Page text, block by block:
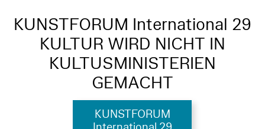
KUNSTFORUM International 29
KULTUR WIRD NICHT IN
KULTUSMINISTERIEN
GEMACHT
KUNSTFORUM